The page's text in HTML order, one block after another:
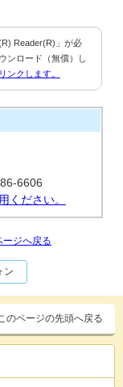
Reader(R)」が必
ンロード（無償）し
ンクします。
6606
ください。
ージへ戻る
ン
このページの先頭へ戻る